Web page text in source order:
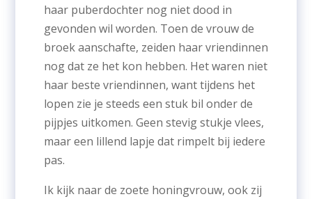
haar puberdochter nog niet dood in
gevonden wil worden. Toen de vrouw de
broek aanschafte, zeiden haar vriendinnen
nog dat ze het kon hebben. Het waren niet
haar beste vriendinnen, want tijdens het
lopen zie je steeds een stuk bil onder de
pijpjes uitkomen. Geen stevig stukje vlees,
maar een lillend lapje dat rimpelt bij iedere
pas.
Ik kijk naar de zoete honingvrouw, ook zij